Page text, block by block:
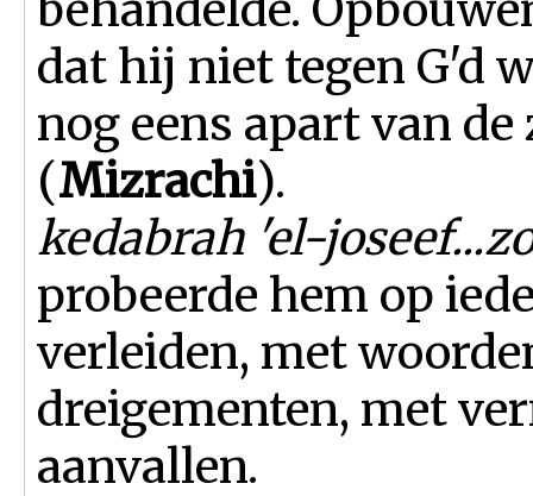
dat hij niet tegen G'd
nog eens apart van
(Mizrachi).
kedabrah 'el-
probeerde hem op
verleiden, met
dreigementen, met
aanvallen.